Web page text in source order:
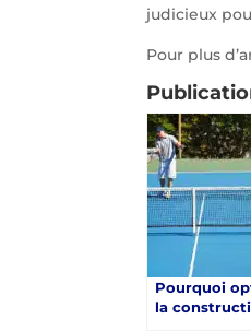
judicieux
Pour plus
Pourquoi
la